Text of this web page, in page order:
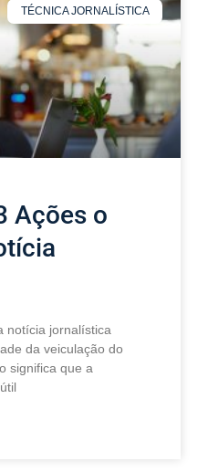
TÉCNICA JORNALÍSTICA
Ações o
notícia jornalística
da veiculação do
significa que a